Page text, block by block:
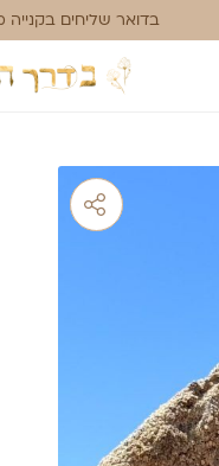
בדואר שליחים בקנייה מעל 700₪ 🚚